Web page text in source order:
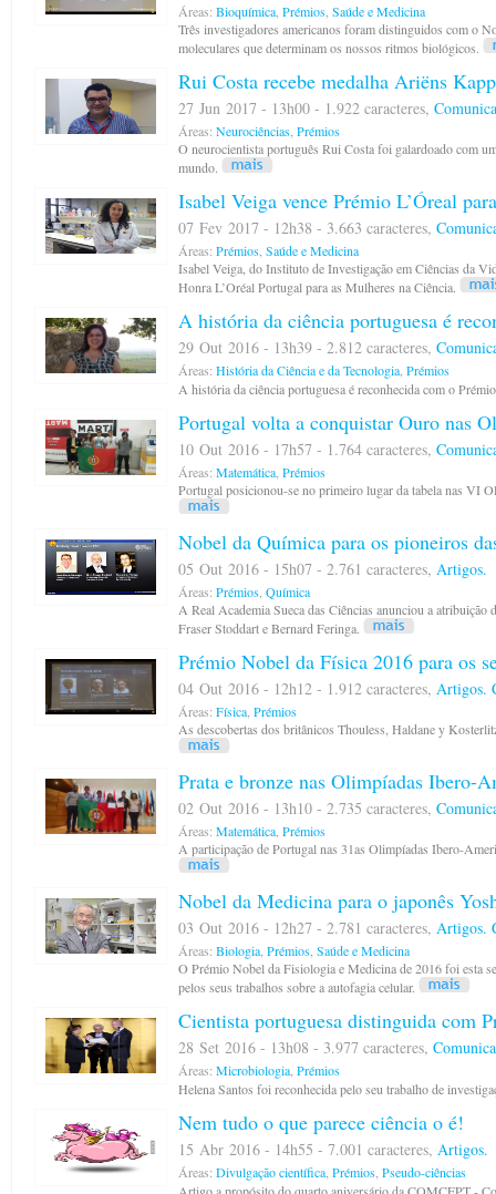
Áreas: Bioquímica Prémios Saúde e Medicina
Três investigadores americanos foram distinguidos com o
moleculares que determinam os nossos ritmos biológicos.
Rui Costa recebe medalha Ariëns
27 Jun 2017 - 13h00 - 1.922 caracteres,
Áreas: Neurociências Prémios
O neurocientista português Rui Costa foi galardoado com
mundo.
Isabel Veiga vence Prémio L’Óreal
07 Fev 2017 - 12h38 - 3.663 caracteres,
Áreas: Prémios Saúde e Medicina
Isabel Veiga, do Instituto de Investigação em Ciências da
Honra L’Oréal Portugal para as Mulheres na Ciência.
A história da ciência portuguesa é
29 Out 2016 - 13h39 - 2.812 caracteres,
Áreas: História da Ciência e da Tecnologia Prémios
A história da ciência portuguesa é reconhecida com o
Portugal volta a conquistar Ouro nas
10 Out 2016 - 17h57 - 1.764 caracteres,
Áreas: Matemática Prémios
Portugal posicionou-se no primeiro lugar da tabela nas VI
Nobel da Química para os pioneiros
05 Out 2016 - 15h07 - 2.761 caracteres, Artigos.
Áreas: Prémios Química
A Real Academia Sueca das Ciências anunciou a
Fraser Stoddart e Bernard Feringa.
Prémio Nobel da Física 2016 para os
04 Out 2016 - 12h12 - 1.912 caracteres, Artigos.
Áreas: Física Prémios
As descobertas dos britânicos Thouless, Haldane y
Prata e bronze nas Olimpíadas Ibero-
02 Out 2016 - 13h10 - 2.735 caracteres,
Áreas: Matemática Prémios
A participação de Portugal nas 31as Olimpíadas Ibero-
Nobel da Medicina para o japonês
03 Out 2016 - 12h27 - 2.781 caracteres, Artigos.
Áreas: Biologia Prémios Saúde e Medicina
O Prémio Nobel da Fisiologia e Medicina de 2016 foi esta
pelos seus trabalhos sobre a autofagia celular.
Cientista portuguesa distinguida com
28 Set 2016 - 13h08 - 3.977 caracteres,
Áreas: Microbiologia Prémios
Helena Santos foi reconhecida pelo seu trabalho de
Nem tudo o que parece ciência o é!
15 Abr 2016 - 14h55 - 7.001 caracteres, Artigos.
Áreas: Divulgação científica Prémios Pseudo-ciências